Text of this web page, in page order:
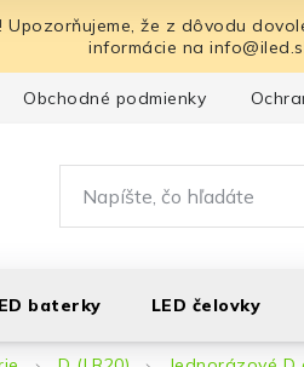
Upozorňujeme, že z dôvodu
informácie na
Obchodné podmienky
baterky LED čelovky